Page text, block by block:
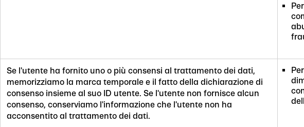
Se l'utente ha fornito uno o più consensi al trattamento dei dati,
memorizziamo la marca temporale e il fatto della dichiarazione di
consenso insieme al suo ID utente. Se l'utente non fornisce alcun
consenso, conserviamo l'informazione che l'utente non ha
acconsentito al trattamento dei dati.